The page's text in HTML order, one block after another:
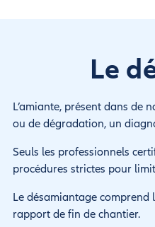
Le
L’amiante, présent dans de
ou de dégradation, un
Seuls les professionnels
procédures strictes pour
Le désamiantage comprend
rapport de fin de chantier.